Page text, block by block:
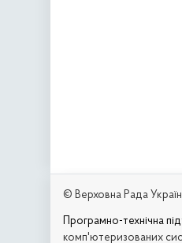
© Верховна Рада
Програмно-технічна
комп'ютеризованих